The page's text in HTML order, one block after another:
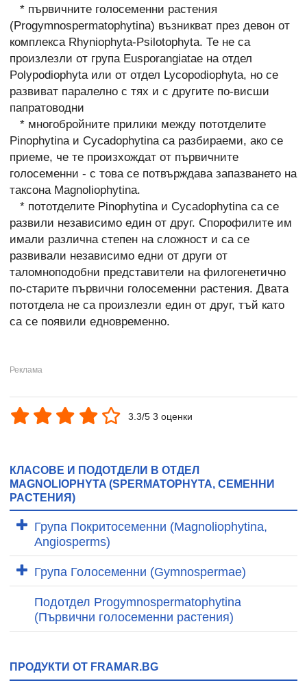
* първичните голосеменни растения
(Progymnospermatophytina) възникват през девон от
комплекса Rhyniophyta-Psilotophyta. Те не са
произлезли от група Eusporangiatae на отдел
Polypodiophyta или от отдел Lycopodiophyta, но се
развиват паралелно с тях и с другите по-висши
папратоводни
* многобройните прилики между пототделите
Pinophytina и Cycadophytina са разбираеми, ако се
приеме, че те произхождат от първичните
голосеменни - с това се потвърждава запазването на
таксона Magnoliophytina.
* пототделите Pinophytina и Cycadophytina са се
развили независимо един от друг. Спорофилите им
имали различна степен на сложност и са се
развивали независимо едни от други от
таломноподобни представители на филогенетично
по-старите първични голосеменни растения. Двата
пототдела не са произлезли един от друг, тъй като
са се появили едновременно.
3.3/5 3 оценки
КЛАСОВЕ И ПОДОТДЕЛИ В ОТДЕЛ
MAGNOLIOPHYTA (SPERMATOPHYTA, СЕМЕННИ
РАСТЕНИЯ)
Група Покритосеменни (Magnoliophytina,
Angiosperms)
Група Голосеменни (Gymnospermae)
Подотдел Progymnospermatophytina
(Първични голосеменни растения)
ПРОДУКТИ ОТ FRAMAR.BG